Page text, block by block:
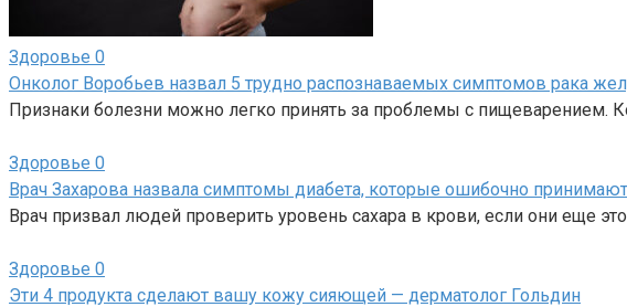
Здоровье 0
Онколог Воробьев назвал 5 трудно распознаваемых симптомов рака
Признаки болезни можно легко принять за проблемы с пищеварением.
Здоровье 0
Врач Захарова назвала симптомы диабета, которые ошибочно
Врач призвал людей проверить уровень сахара в крови, если они еще
Здоровье 0
Эти 4 продукта сделают вашу кожу сияющей — дерматолог Гольдин